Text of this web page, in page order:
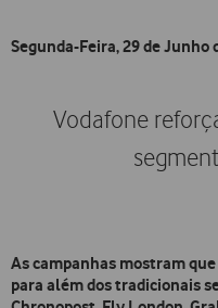
Segunda-Feira, 29 de Junho
Vodafone
As campanhas mostram
para além dos tradicionais